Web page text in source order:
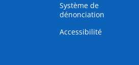
Système de
dénonciation
Accessibilité